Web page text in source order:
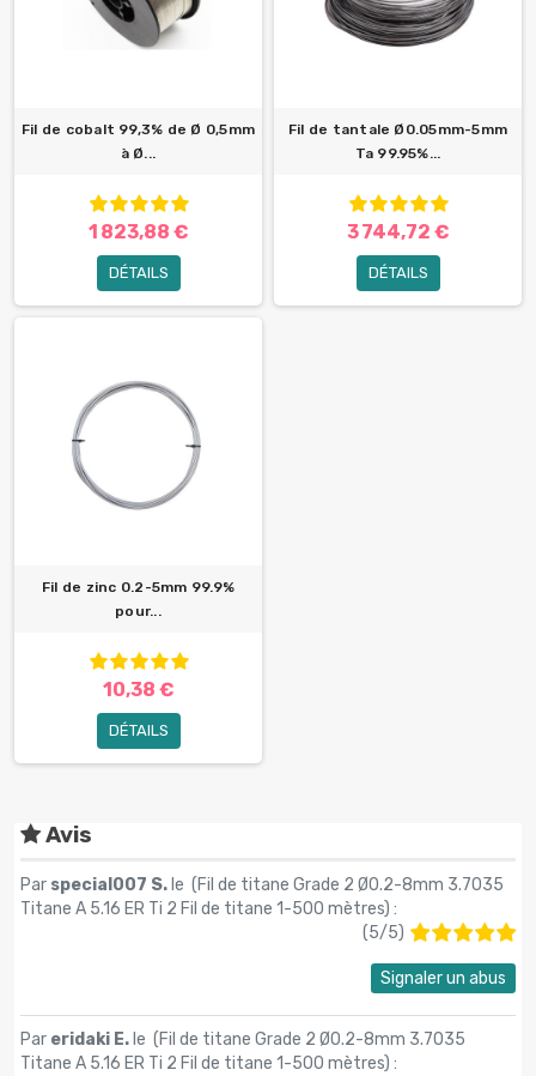
Fil de cobalt 99,3% de Ø 0,5mm
à Ø...
1 823,88 €
DÉTAILS
Fil de tantale Ø0.05mm-5mm
Ta 99.95%...
3 744,72 €
DÉTAILS
Fil de zinc 0.2-5mm 99.9%
pour...
10,38 €
DÉTAILS
Avis
Par special007 S.le (Fil de titane Grade 2 Ø0.2-8mm 3.7035
Titane A 5.16 ER Ti 2 Fil de titane 1-500 mètres) :
(5/5)
Signaler un abus
Par eridaki E.le (Fil de titane Grade 2 Ø0.2-8mm 3.7035
Titane A 5.16 ER Ti 2 Fil de titane 1-500 mètres) :